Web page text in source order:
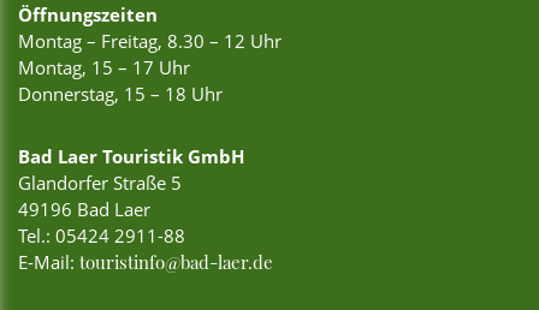
Öffnungszeiten
Montag – Freitag, 8.30 – 12 Uhr
Montag, 15 – 17 Uhr
Donnerstag, 15 – 18 Uhr
Bad Laer Touristik GmbH
Glandorfer Straße 5
49196 Bad Laer
Tel.: 05424 2911-88
E-Mail: touristinfo@bad-laer.de